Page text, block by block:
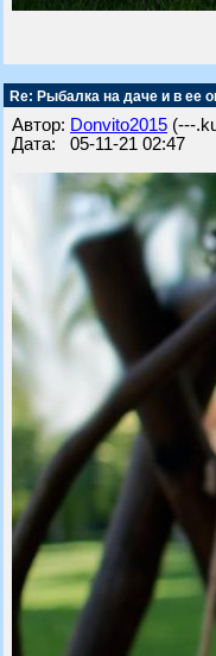
Re: Рыбалка на даче и в ее
Автор: Donvito2015 (---
Дата: 05-11-21 02:47